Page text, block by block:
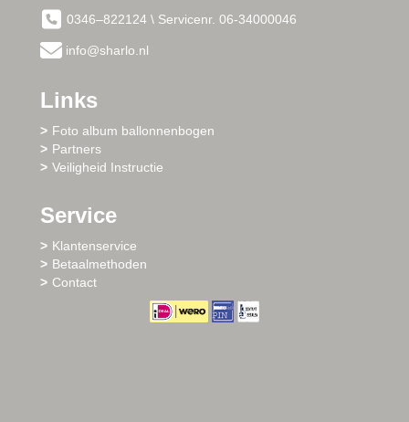
0346–822124 \ Servicenr. 06-34000046
info@sharlo.nl
Links
Foto album ballonnenbogen
Partners
Veiligheid Instructie
Service
Klantenservice
Betaalmethoden
Contact